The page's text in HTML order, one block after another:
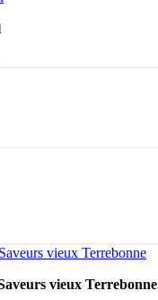
vieux Terrebonne